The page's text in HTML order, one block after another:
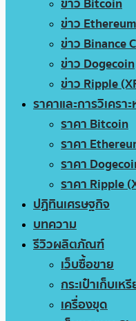
ข่าว Ethereum
ข่าว Binance
ข่าว Dogecoin
ข่าว Ripple
ราคาและการวิเครา
ราคา Bitcoin
ราคา
ราคา
ราคา Ripple
ปฏิทินเศรษฐกิจ
บทความ
รีวิวผลิตภัณฑ์
เว็บซื้อขาย
กระเป๋าเก็บเห
เครื่องขุด